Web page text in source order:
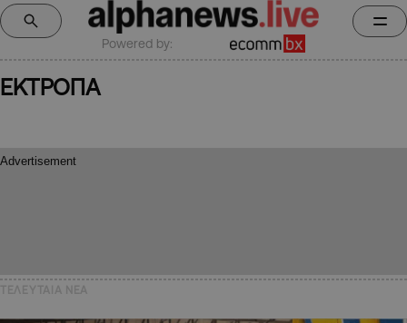
Powered by:
ΕΚΤΡΟΠΑ